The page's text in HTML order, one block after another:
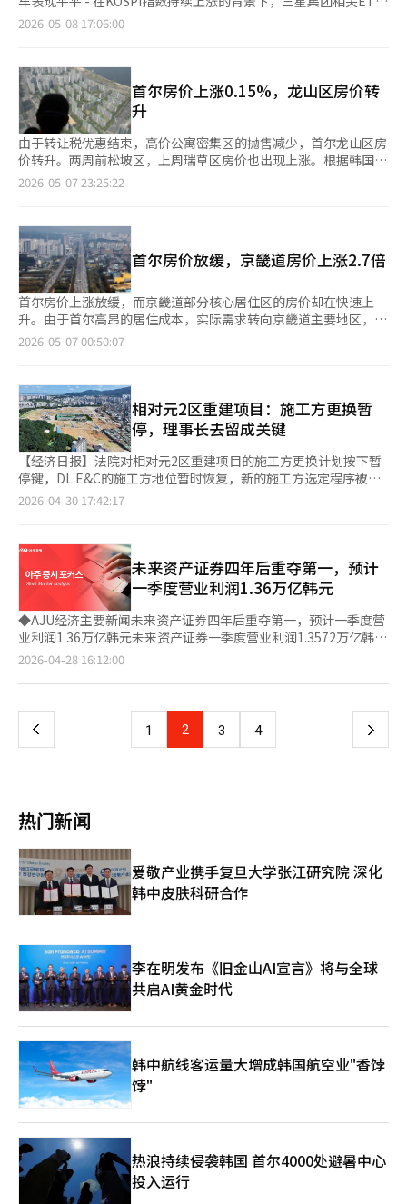
域14个区的平均上涨率为0.32%。城北区上涨0.54%，钟路区上涨
在江南区的房价在12周内保持下跌或持平的同时，江西区、城北
区、冠岳区等非江南区域的上涨速度早已超过了首尔的平均水平。
江南被束缚，但首尔整体的上涨压力却未能被束缚。 这并不意味
着江南崩溃，恰恰相反。在此次局面中，江南是上涨的起点，而不
是最后的防线。江南的再次活跃意味着政府调控最后束缚的象征性
价格区间动摇了。 租赁市场早已发出了信号。根据阿实的统计，
城北区的租赁房源在5月14日降至174套，只有一年前1027套的六
分之一。租赁房源减少，租客的选择变得狭窄。要么承担更高的租
卖市场。在城北区，吉音新城9单元的84㎡房源今年屡次创下新
高，非江南区域的购房热情也开始升温。今年首尔公寓的租金在5
月第二周上涨了2.89%，连续66周上涨。这不仅是买卖的问题，而
是整体居住成本的问题。江南房价上涨的消息虽然晚些时候才成为
头条，但市场早已在租赁紧张和非江南区域的上涨压力下开始行
动。 江南的需求并不仅仅是投资需求，而是学区、工作地点接
近、重建预期等结构性需求的结合。这种需求并不会因为税收的抑
制而消失。当交易停滞，价格出现裂缝时，它们会再次回到市场。
忧也随之而来。根据房地产R114的统计，预计今年首尔公寓的入
驻量将在17000套左右，到2028年将降至8000套水平。如果税制
变化是江南反弹的直接原因，那么租赁紧张和供应不足则是早已在
市场上施加的结构性压力。 5月江南反弹留下的警示 5月江南的反
弹并不是简单的一周价格变化，而是展示了税收在市场中如何运作
的信号。政府试图通过税收吸引房源，但在宽限期结束后，市场上
反而出现了房源减少的情况。如果税收未能改变卖方的行为，调控
在被讨论。然而，这次转让税的局面所展示的标准是明确的。比起
加重税收，更重要的是如何让实际房源出现。如果卖方的计算再次
倾向于“持有而非出售”，市场很可能会以同样的方式作出反应。
税收可以是抑制房价的工具，但一旦锁定房源，它就会成为支撑价
格的装置。5月江南反弹留下的警示正是这一点。市场的分水岭在
于税收的强度，而在于税收是否能将卖方吸引到市场中，还是将其
锁定在市场之外。
建立稳定的租赁供应基础。 为了抑制过度流动性进入租赁市场，
建议扩大总负债偿还比率（DSR）的适用范围。朴振白副研究员表
租金押金纳入房东的DSR计算中"。 ※ 本报道经人工智能（AI）系
统翻译与编辑。
品牌大盘的优势，使得实际需求者的接近性更高。市场普遍认为，
无顺位申请市场的两极分化趋势愈加明显。实际需要准备的现金规
行业人士表示：“用山的房价差异预期确实更高，但实际上更接近
于现金富裕者的申请结构。相反，李文洞的资金负担相对较轻，同
时也能期待数亿韩元的房价差异，因此吸引了更多的需求。”※
本报道经人工智能（AI）系统翻译与编辑。
畿道水原市永通区（4.57%）、京畿道安养市东山区（4.53%）、
全南务安郡（4.39%）、首尔城北区（4.20%）、京畿道龙仁市器
（4.06%）等。 租金超过房价的趋势被解读为供应结构变化的结
果。由于贷款限制和对多套房产的税收加强，持有房产的出租人减
少，而实际需求则更多地集中在租赁市场，导致供需失衡。 在首
尔江南地区，由于多套房产的资本利得税中止等因素，房市有所放
缓，而租赁市场相对强劲。西大门区今年房价上涨1.00%，而租金
上涨3.65%，差距达到2.65个百分点。江南区房价下降0.38%，但
租金上涨0.84%；松坡区房价上涨1.37%，租金上涨2.09%，租金
涨幅更大。 龙山区的房价上涨率（1.13%）也低于租金上涨率
4.06%，显示出更陡峭的趋势。 专家们认为，如果租金上涨趋势持
续，可能会再次刺激房价，形成“价格传导”的可能性。租金上涨
可能会刺激购房需求，导致价格共同上涨，重现过去的租赁危机。
光云大学房地产学系教授徐振亨表示：“政府的一户一宅政策、供
应不足以及非公寓供应的短缺是租赁危机的主要原因。”他指
出：“尤其是出租供应减少的结构将使租赁危机愈发严重。” 他
还表示：“无法承受租金上涨的租户将转向月租市场，月租化现象
将加速，因此需要扩大公共租赁供应等政策应对。”
自年初以来收益率超过93%，引领ETF市场。 - “TIGER三星集
比之下，LG、现代汽车、POSCO和韩华等其他主要集团的ETF收
益率仅在43%至62%之间，未能跟上KOSPI的涨幅。 - 资金流向也
出现分歧，“TIGER现代汽车集团+”吸引了5741亿韩元资金流
入，而收益率较高的“KODEX三星集团”则因获利了结流出721亿
韩元。 - 证券界警告，ETF市场的扩张可能加大股市波动，需警惕
当前高位的过热和技术性调整风险。 ◆主要报告 ▷中东局势仍需
关注，油价反弹导致股市调整 - 美国股市开盘初创下历史新高，但
因伊朗油价暴涨而转跌，道琼斯指数下跌0.63%，标准普尔500指
ARM业绩影响表现疲软，费城半导体指数下跌2.7%，英特尔、美
光、博通等股价均下跌约3%。 - 国际油价因美伊停战预期一度下
跌，但在提及伊朗可能封锁霍尔木兹海峡后迅速反弹，WTI油价升
至97.8美元，布伦特油价升至103.6美元。 - 美国就业数据显示，
新申请失业救济人数低于市场预期，显示经济稳健，单位劳动成本
增速放缓，缓解了对工资引发的通胀担忧。 - 油价反弹和经济数据
向好推动美国国债收益率上升，中东地缘政治风险和科技企业裁员
扩大则抑制了投资者情绪。 ◆收盘后（7日）主要公告
技，正찬洙成为最大股东 ▷XQURE，行使5亿韩元规模的可转换权
▷Appton，8日解除股票交易暂停 ▷巴伦森，12日解除股票交易
暂停 ▷Cafe24，第一季度营业利润62亿韩元，同比上升4.6% ▷
哈林，第一季度营业利润1116.6亿韩元，同比上升67.82% ◆基金
动态（截至6日，不包括ETF） ▷国内股票型：-1670亿韩元 ▷海
外股票型：-235亿韩元 ◆今日（8日）主要日程 ▷韩国：经常账户
（3月） ▷德国：进出口动态（3月）、工业生产（3月） ▷英国：
房价指数（4月） ▷美国：就业报告（4月）、消费者信心指数（5
2026-05-08 17:06:00
首尔房价上涨0.15%，龙山区房价转
升
由于转让税优惠结束，高价公寓密集区的抛售减少，首尔龙山区房
价转升。两周前松坡区，上周瑞草区房价也出现上涨。根据韩国房
地产院7日发布的5月第一周周度公寓价格动向，首尔周度公寓交易
原、冠岳区涨幅放缓。冠岳区房价上涨0.17%，较4月第四周的
0.28%和第三周的0.21%涨幅有所减少。道峰区仅上涨0.11%，低
于上周的0.13%和两周前的0.19%。汉江带主要地区涨幅扩大。麻
浦(0.10%→0.15%)、城东(0.14%→0.17%)、广津
(0.13%→0.15%)、江东区(0.08%→0.09%)等均扩大涨幅。由于共
享生活圈的外围地区卖家换房需求涌入，部分地区涨幅扩大。松
坡、瑞草、龙山区涨势加快。龙山区在5月第一周上涨0.07%，实
现转升。龙山区自2月最后一周开始下跌，3月底短暂转升后再次下
0.01%涨幅扩大。江南区下跌0.04%，连续11周下跌。我们银行房
地产研究员南赫宇分析称，“随着抛售房源大量消耗，卖价小幅上
涨反映在部分价格走势中”，但“江南区以重建公寓为中心的抛售
房源增加，仍显示价格调整趋势”。京畿地区由于政策收紧，安养
万安区(0.12%)、龙仁器兴区(0.21%)等地自住需求涌入，首尔交
通便利地区出现上涨。华城东滩(0.25%)、光明(0.31%)、水原灵
通(0.13%)等为代表。南研究员表示，“在租赁房源减少加速的地
区，选择购买的租客不断出现”，并指出“10亿韩元以下公寓密集
经人工智能（AI）系统翻译与编辑。
2026-05-07 23:25:22
首尔房价放缓，京畿道房价上涨2.7倍
首尔房价上涨放缓，而京畿道部分核心居住区的房价却在快速上
升。由于首尔高昂的居住成本，实际需求转向京畿道主要地区，导
致价格上涨压力加大。 根据韩国房地产院的数据显示，今年累计
的原因。随着首尔的实际需求转向这些地区，尤其是交通便利、学
区优良、生活设施齐全的地区，购房需求集中。新盆唐线生活圈的
交通便利性、学区和准新建小区的吸引力使得购房需求集中。水枝
区因靠近首尔，成为替代需求的首选。新盆唐线的影响也推动了价
格上涨。水枝区沿着新盆唐线的东川站、水枝区厅站、城福站、上
贤站等地，居住需求高。学区和生活设施也是吸引需求的因素。城
福、信奉、上贤一带教育资源丰富，商业设施、绿地和生活便利设
施齐全。此外，水原灵通区上涨3.67%，华城东滩区在今年2月行
势上。今年第一季度，从首尔迁入京畿道的人口为8.3984万人，比
上季度增加约31%。 市场分析认为，首尔房价高企，交通便利、
生活设施齐全的京畿道南部地区吸引了实际需求。 不过，并非整
个京畿道都在上涨。同期京畿道平均涨幅为1.54%，低于首尔的
2.65%。一些地区如利川市和骊州市则呈现下降趋势。 即便首尔房
价上涨放缓，京畿道核心地区的上涨压力预计仍将持续。 一位房
地产行业人士表示：“首尔交通便利且居住条件良好的地区吸引了
购房需求。短期内价格大幅上涨的地区可能面临贷款压力和观望情
绪，地区间的温差将更加明显。”※ 本报道经人工智能（AI）系统
2026-05-07 00:50:07
相对元2区重建项目：施工方更换暂
停，理事长去留成关键
【经济日报】法院对相对元2区重建项目的施工方更换计划按下暂
停键，DL E&C的施工方地位暂时恢复，新的施工方选定程序被中
止，项目未来走向取决于理事长的去留。据整备业界消息，水原地
位。同时，法院禁止原定于5月1日举行的新施工方选定大会，阻止
了通过该大会将施工方更换为GS建设的计划，项目在施工方更换
几乎确定前被迫回到原点。相对元2区是位于城南市中园区相对元
洞一带的重建项目，计划建设43栋、4885户的高层住宅，总投资
额约为1万亿韩元。自2015年DL E&C被选为施工方以来，项目已
完成迁移和拆除，准备开工。项目在此时出现争议，实属罕见。争
议源于施工费用和品牌应用问题。理事会对高端品牌“Acro”未
应用、施工费用上涨及细节不足提出质疑，而DL E&C则认为是因
特定材料要求的分歧导致施工方更换的讨论。内部分裂和施工方重
议。法院注意到施工方解约过程中可能存在程序问题，部分书面决
议书缺少指纹盖章或笔迹不一致，导致决议的可信度受到质疑。此
乱，决定将原定于当天的大会推迟至5月9日，以通过充分解释和程
但项目能否正常化仍未可知。理事长罢免结果可能影响未来理事会
的运作方式和施工重启时间。总会日程推迟，理事会成员可在5月8
日前通过书面决议和电子投票行使表决权。在法院判决之前，业界
已分析施工方更换可能增加理事会成员的负担。HK未来住宅研究
院代表韩亨基在本月25日的理事会说明会上表示，“若维持DL
E&C，理事会成员总分担金约为1.9亿韩元，但若更换为GS建设，
可能增加至3.54亿韩元。”他还指出，“若开工延迟，可能因高房
价管理区指定导致售价下降，金融成本增加也会加重理事会成员的
负担。若在理事长罢免未通过的情况下更换施工方，项目可能因各
种诉讼而长期搁置。”DL E&C在28日通过“项目条件变更通知及
条件变更的理事会成员指南请求”公文表示，若施工方地位维持，
将不变更现有提案内容。
2026-04-30 17:42:17
未来资产证券四年后重夺第一，预计
一季度营业利润1.36万亿韩元
◆AJU经济主要新闻未来资产证券四年后重夺第一，预计一季度营
业利润1.36万亿韩元未来资产证券一季度营业利润1.3572万亿韩
元，超过韩国投资证券的8220亿韩元，重夺第一的可能性增加。
元。按年计算，未来资产证券预计为3.124万亿韩元，而韩国投资
借IB和交易为中心的收益结构保持领先。未来的排名竞争将取决于
全球投资环境和IMA业务的表现。◆主要报告NH证
长期化及扩建效应，Hyosung重工的中长期增长潜力和价值吸引
力凸显。尽管一季度营业利润因收益延迟而低于预期，但订单达
4.2万亿韩元，余额为15.1万亿韩元，表现稳健。北美比重扩大及
HVDC和孟菲斯工厂价值的反映，在全球电力基础设施繁荣中，正
当化高价值。◆市场收盘后（24日）主要公告LS电缆和Marine
Solution取消2711亿韩元的安摩海上风电合同。BuKwang药品收
购韩国联合制药价值300亿韩元的股票，持股比例达75%。爱敬化
学向子公司爱敬化工注资824亿韩元。东亚Soci Holdings一季度
营业利润为191亿韩元，下降6%。Unitrontech以113亿韩元增持
关联公司GPI的股票。Airux以80亿韩元增持子公司ER的股票，持
股比例达100%。EnGenBio通过股东配售后公开募股筹集220亿
韩元。◆基金动态（截至24日，ETF除外）国内股票型基金373亿
韩元海外股票型基金-88亿韩元◆今日（周二）主要日程韩国-金融
月）、M2（3月）日本-日本央行行长上田，日本货币政策会议※
本报道经人工智能（AI）系统翻译与编辑。
2026-04-28 16:12:00
上
页
1 2 3 4 下
热门新闻
爱敬产业携手复旦大学张江研究院 深化
韩中皮肤科研合作
李在明发布《旧金山AI宣言》将与全球
共启AI黄金时代
韩中航线客运量大增成韩国航空业"香饽
饽"
热浪持续侵袭韩国 首尔4000处避暑中心
投入运行